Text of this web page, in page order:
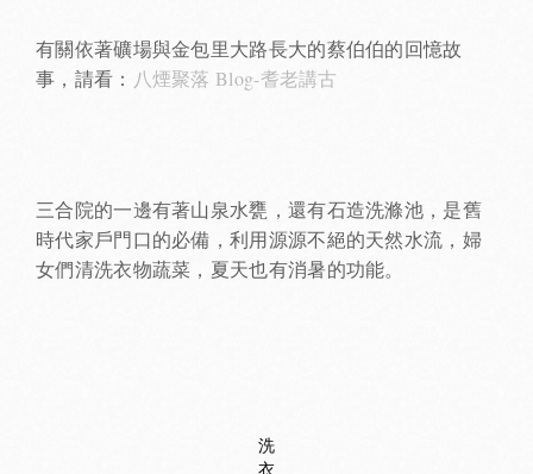
有關依著礦場與金包里大路長大的蔡伯伯的回憶故
事，請看： 八煙聚落 Blog-耆老講古
三合院的一邊有著山泉水甕，還有石造洗滌池，是舊
時代家戶門口的必備，利用源源不絕的天然水流，婦
女們清洗衣物蔬菜，夏天也有消暑的功能。
洗
衣